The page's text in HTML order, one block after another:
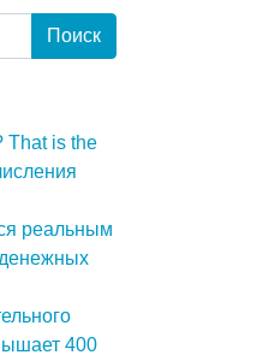
is the
реальным
400